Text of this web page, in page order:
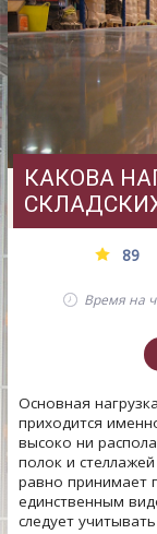
КАКОВА
89
Время на
Основная
приходится
высоко ни
полок и
равно принимает
единственным
следует